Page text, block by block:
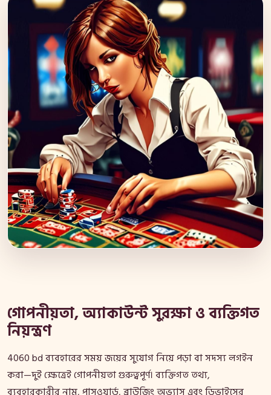
গোপনীয়তা, অ্যাকাউন্ট সুরক্ষা ও ব্যক্তিগত
নিয়ন্ত্রণ
4060 bd ব্যবহারের সময় জয়ের সুযোগ নিয়ে পড়া বা সদস্য লগইন
করা—দুই ক্ষেত্রেই গোপনীয়তা গুরুত্বপূর্ণ। ব্যক্তিগত তথ্য,